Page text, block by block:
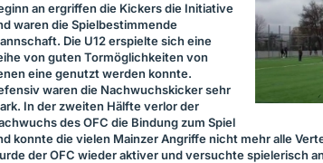
an ergriffen die Kickers die Initiative
waren die Spielbestimmende
Die U12 erspielte sich eine
von guten Tormöglichkeiten von
eine genutzt werden konnte.
waren die Nachwuchskicker sehr
In der zweiten Hälfte verlor der
desOFC die Bindung zum Spiel
konnte die vielen Mainzer Angriffe nicht mehr alle
derOFC wieder aktiver und versuchte spielerisch